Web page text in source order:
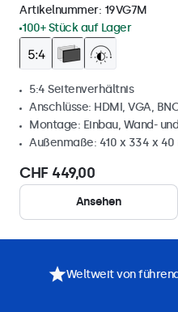
Artikelnummer: 19VG7M
100+ Stück auf Lager
5:4 Seitenverhältnis
Anschlüsse: HDMI, VGA,
Montage: Einbau, Wand-
Außenmaße: 410 x 334 x 40
CHF 449,00
Ansehen
Weltweit von